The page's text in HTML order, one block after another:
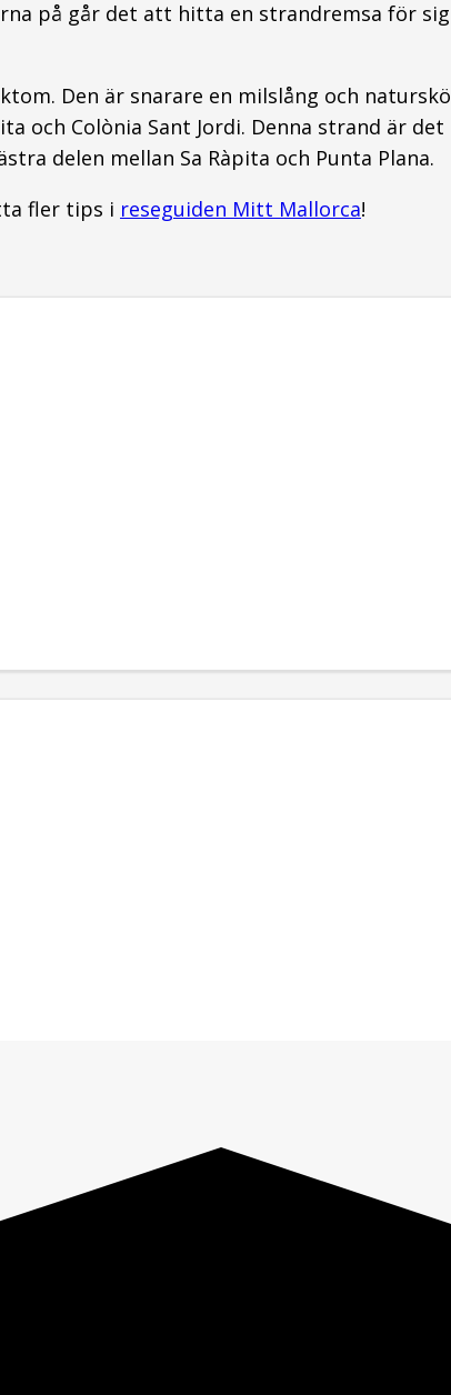
på går det att hitta en strandremsa för sig
Den är snarare en milslång och
och Colònia Sant Jordi. Denna strand är
delen mellan Sa Ràpita och Punta Plana.
fler tips i reseguiden Mitt Mallorca!